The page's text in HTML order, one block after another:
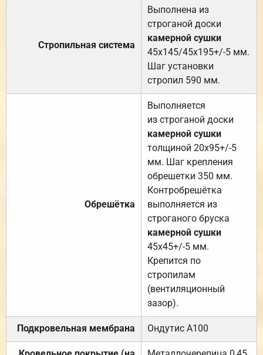
Стропильная система
Выполнена из
строганой доски
камерной сушки
45х145/45х195+/-5 мм.
Шаг установки
стропил 590 мм.
Обрешётка
Выполняется
из строганой доски
камерной сушки
толщиной 20х95+/-5
мм. Шаг крепления
обрешетки 350 мм.
Контробрешётка
выполняется из
строганого бруска
камерной сушки
45х45+/-5 мм.
Крепится по
стропилам
(вентиляционный
зазор).
Подкровельная мембрана Ондутис А100